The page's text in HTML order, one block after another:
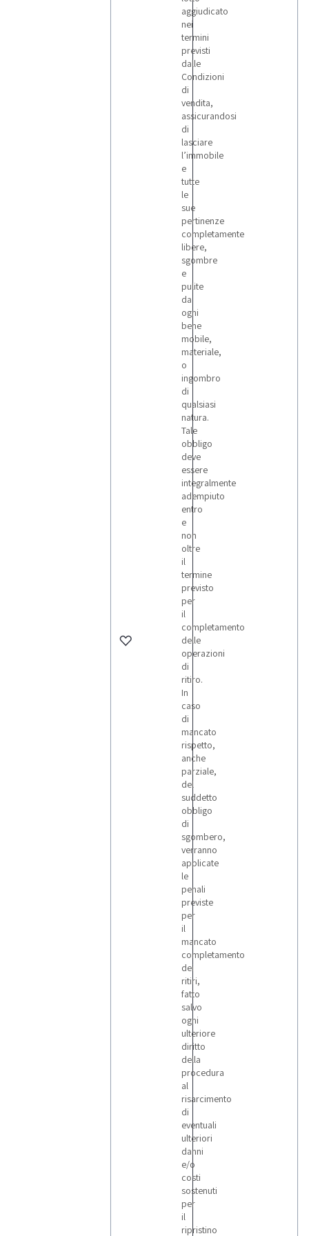
aggiudicato
nei
termini
previsti
dalle
Condizioni
di
vendita,
assicurandosi
di
lasciare
l’immobile
e
tutte
le
sue
pertinenze
completamente
libere,
sgombre
e
pulite
da
ogni
bene
mobile,
materiale,
o
ingombro
di
qualsiasi
natura.
Tale
obbligo
deve
essere
integralmente
adempiuto
entro
e
non
oltre
il
termine
previsto
per
il
completamento
delle
operazioni
di
ritiro.
In
caso
di
mancato
rispetto,
anche
parziale,
del
suddetto
obbligo
di
sgombero,
verranno
applicate
le
penali
previste
per
il
mancato
completamento
dei
ritiri,
fatto
salvo
ogni
ulteriore
diritto
della
procedura
al
risarcimento
di
eventuali
ulteriori
danni
e/o
costi
sostenuti
per
il
ripristino